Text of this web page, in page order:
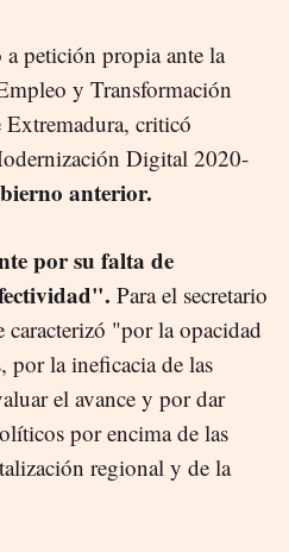
petición propia ante la
y Transformación
criticó
Digital 2020-
anterior.
por su falta de
Para el secretario
caracterizó "por la opacidad
por la ineficacia de las
el avance y por dar
por encima de las
regional y de la